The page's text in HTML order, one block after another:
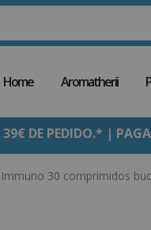
Home Aromatherii
DE PEDIDO.* |
30 comprimidos